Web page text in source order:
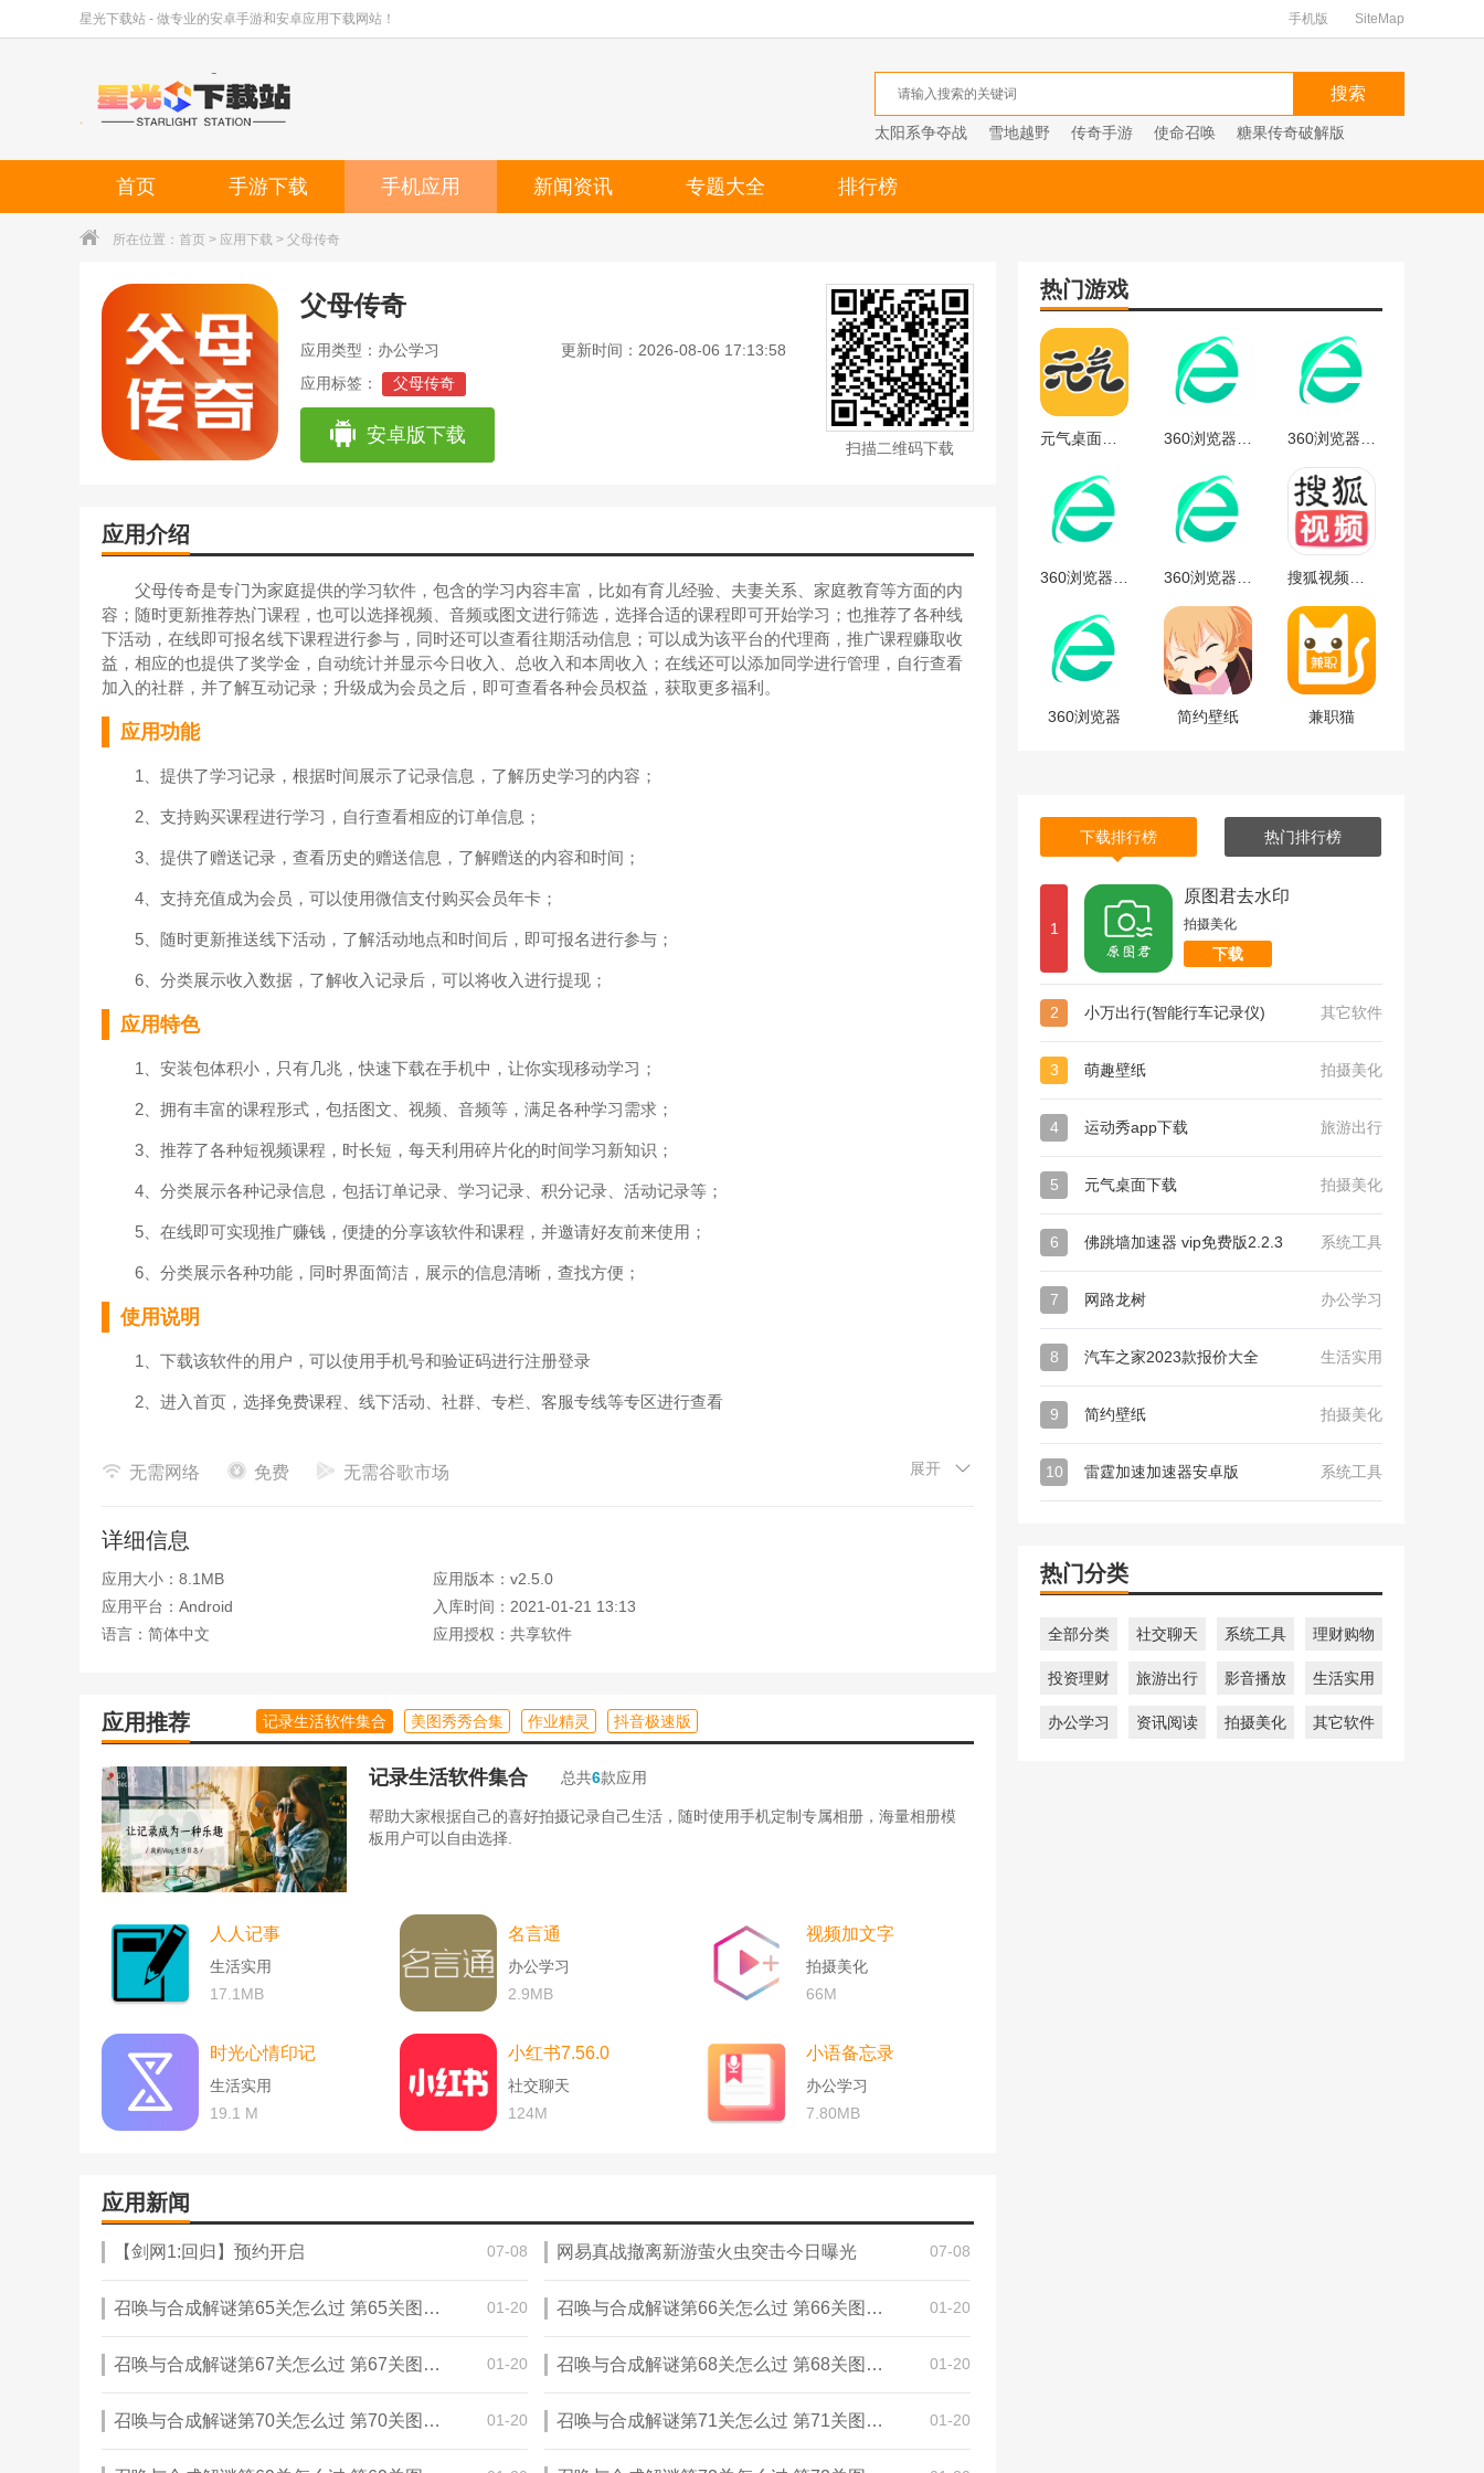
星光下载站 - 做专业的安卓手游和安卓应用下载网站！ 手机版 SiteMap
太阳系争夺战 雪地越野 传奇手游 使命召唤 糖果传奇破解版
首页 手游下载 手机应用 新闻资讯 专题大全 排行榜
所在位置： 首页 > 应用下载 > 父母传奇
父母传奇
应用类型：办公学习
更新时间：2026-08-06 17:13:58
应用标签：
父母传奇
安卓版下载
扫描二维码下载
应用介绍
父母传奇是专门为家庭提供的学习软件，包含的学习内容丰富，比如有育儿经验、夫妻关系、家庭教育等方面的内
容；随时更新推荐热门课程，也可以选择视频、音频或图文进行筛选，选择合适的课程即可开始学习；也推荐了各种线
下活动，在线即可报名线下课程进行参与，同时还可以查看往期活动信息；可以成为该平台的代理商，推广课程赚取收
益，相应的也提供了奖学金，自动统计并显示今日收入、总收入和本周收入；在线还可以添加同学进行管理，自行查看
加入的社群，并了解互动记录；升级成为会员之后，即可查看各种会员权益，获取更多福利。
应用功能
1、提供了学习记录，根据时间展示了记录信息，了解历史学习的内容；
2、支持购买课程进行学习，自行查看相应的订单信息；
3、提供了赠送记录，查看历史的赠送信息，了解赠送的内容和时间；
4、支持充值成为会员，可以使用微信支付购买会员年卡；
5、随时更新推送线下活动，了解活动地点和时间后，即可报名进行参与；
6、分类展示收入数据，了解收入记录后，可以将收入进行提现；
应用特色
1、安装包体积小，只有几兆，快速下载在手机中，让你实现移动学习；
2、拥有丰富的课程形式，包括图文、视频、音频等，满足各种学习需求；
3、推荐了各种短视频课程，时长短，每天利用碎片化的时间学习新知识；
4、分类展示各种记录信息，包括订单记录、学习记录、积分记录、活动记录等；
5、在线即可实现推广赚钱，便捷的分享该软件和课程，并邀请好友前来使用；
6、分类展示各种功能，同时界面简洁，展示的信息清晰，查找方便；
使用说明
1、下载该软件的用户，可以使用手机号和验证码进行注册登录
2、进入首页，选择免费课程、线下活动、社群、专栏、客服专线等专区进行查看
4、在活动界面，可以查看最近活动信息和往期活动信息
无需网络 免费 无需谷歌市场 展开
详细信息
应用大小：8.1MB
应用版本：v2.5.0
应用平台：Android
入库时间：2021-01-21 13:13
语言：简体中文
应用授权：共享软件
应用推荐 记录生活软件集合 美图秀秀合集 作业精灵 抖音极速版
记录生活软件集合 总共6款应用
帮助大家根据自己的喜好拍摄记录自己生活，随时使用手机定制专属相册，海量相册模
板用户可以自由选择.
人人记事
生活实用
17.1MB
名言通
办公学习
2.9MB
视频加文字
拍摄美化
66M
时光心情印记
生活实用
19.1 M
小红书7.56.0
社交聊天
124M
小语备忘录
办公学习
7.80MB
应用新闻
【剑网1:回归】预约开启 07-08 网易真战撤离新游萤火虫突击今日曝光 07-08
召唤与合成解谜第65关怎么过 第65关图文通关攻略 01-20 召唤与合成解谜第66关怎么过 第66关图文通关攻略 01-20
召唤与合成解谜第67关怎么过 第67关图文通关攻略 01-20 召唤与合成解谜第68关怎么过 第68关图文通关攻略 01-20
召唤与合成解谜第70关怎么过 第70关图文通关攻略 01-20 召唤与合成解谜第71关怎么过 第71关图文通关攻略 01-20
热门游戏
360浏览器 简约壁纸 兼职猫
下载排行榜 热门排行榜
1
原图君去水印
拍摄美化
下载
2 小万出行(智能行车记录仪) 其它软件
3 萌趣壁纸 拍摄美化
4 运动秀app下载 旅游出行
5 元气桌面下载 拍摄美化
6 佛跳墙加速器 vip免费版2.2.3 系统工具
7 网路龙树 办公学习
8 汽车之家2023款报价大全 生活实用
9 简约壁纸 拍摄美化
10 雷霆加速加速器安卓版 系统工具
热门分类
全部分类 社交聊天 系统工具 理财购物
投资理财 旅游出行 影音播放 生活实用
办公学习 资讯阅读 拍摄美化 其它软件